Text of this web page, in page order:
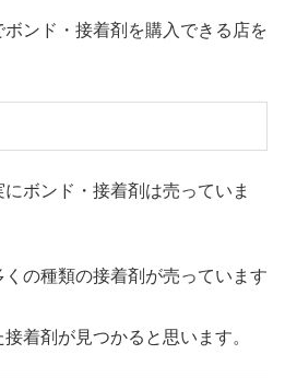
ンド・接着剤を購入できる店を
ボンド・接着剤は売っていま
の種類の接着剤が売っています
着剤が見つかると思います。